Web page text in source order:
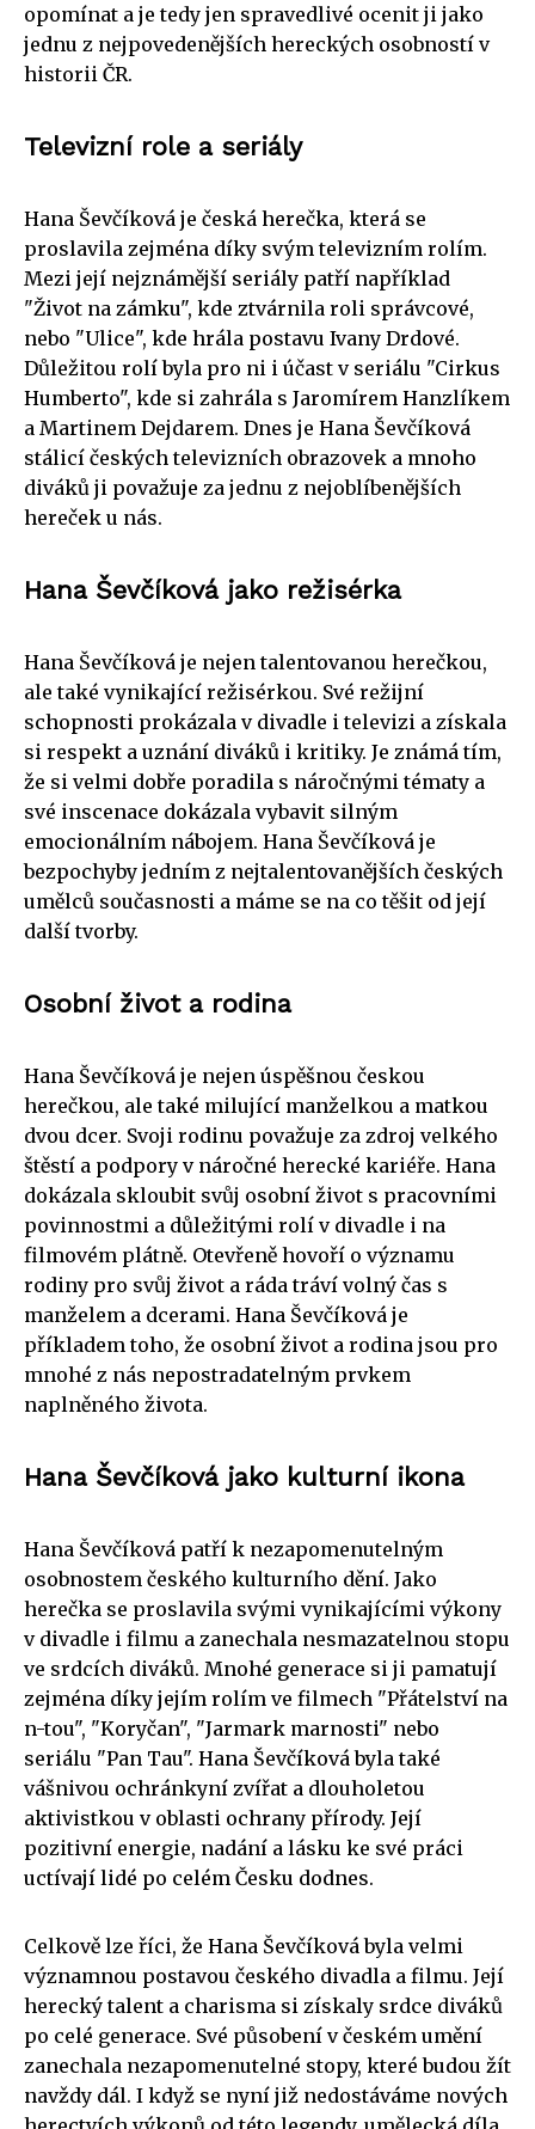
opomínat a je tedy jen spravedlivé ocenit ji jako
jednu z nejpovedenějších hereckých osobností v
historii ČR.
Televizní role a seriály
Hana Ševčíková je česká herečka, která se
proslavila zejména díky svým televizním rolím.
Mezi její nejznámější seriály patří například
"Život na zámku", kde ztvárnila roli správcové,
nebo "Ulice", kde hrála postavu Ivany Drdové.
Důležitou rolí byla pro ni i účast v seriálu "Cirkus
Humberto", kde si zahrála s Jaromírem Hanzlíkem
a Martinem Dejdarem. Dnes je Hana Ševčíková
stálicí českých televizních obrazovek a mnoho
diváků ji považuje za jednu z nejoblíbenějších
hereček u nás.
Hana Ševčíková jako režisérka
Hana Ševčíková je nejen talentovanou herečkou,
ale také vynikající režisérkou. Své režijní
schopnosti prokázala v divadle i televizi a získala
si respekt a uznání diváků i kritiky. Je známá tím,
že si velmi dobře poradila s náročnými tématy a
své inscenace dokázala vybavit silným
emocionálním nábojem. Hana Ševčíková je
bezpochyby jedním z nejtalentovanějších českých
umělců současnosti a máme se na co těšit od její
další tvorby.
Osobní život a rodina
Hana Ševčíková je nejen úspěšnou českou
herečkou, ale také milující manželkou a matkou
dvou dcer. Svoji rodinu považuje za zdroj velkého
štěstí a podpory v náročné herecké kariéře. Hana
dokázala skloubit svůj osobní život s pracovními
povinnostmi a důležitými rolí v divadle i na
filmovém plátně. Otevřeně hovoří o významu
rodiny pro svůj život a ráda tráví volný čas s
manželem a dcerami. Hana Ševčíková je
příkladem toho, že osobní život a rodina jsou pro
mnohé z nás nepostradatelným prvkem
naplněného života.
Hana Ševčíková jako kulturní ikona
Hana Ševčíková patří k nezapomenutelným
osobnostem českého kulturního dění. Jako
herečka se proslavila svými vynikajícími výkony
v divadle i filmu a zanechala nesmazatelnou stopu
ve srdcích diváků. Mnohé generace si ji pamatují
zejména díky jejím rolím ve filmech "Přátelství na
n-tou", "Koryčan", "Jarmark marnosti" nebo
seriálu "Pan Tau". Hana Ševčíková byla také
vášnivou ochránkyní zvířat a dlouholetou
aktivistkou v oblasti ochrany přírody. Její
pozitivní energie, nadání a lásku ke své práci
uctívají lidé po celém Česku dodnes.
Celkově lze říci, že Hana Ševčíková byla velmi
významnou postavou českého divadla a filmu. Její
herecký talent a charisma si získaly srdce diváků
po celé generace. Své působení v českém umění
zanechala nezapomenutelné stopy, které budou žít
navždy dál. I když se nyní již nedostáváme nových